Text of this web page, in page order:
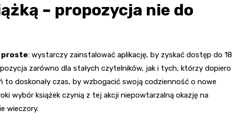
– propozycja nie do
proste: wystarczy zainstalować aplikację, by zyskać dostęp do 18
zarówno dla stałych czytelników, jak i tych, którzy dopiero
to doskonały czas, by wzbogacić swoją codzienność o nowe
wybór książek czynią z tej akcji niepowtarzalną okazję na
wieczory.